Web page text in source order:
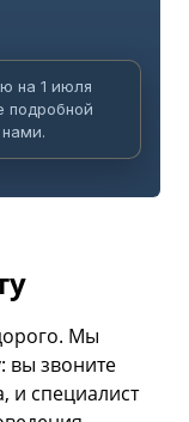
на 1 июля
подробной
Мы
вы звоните
и специалист